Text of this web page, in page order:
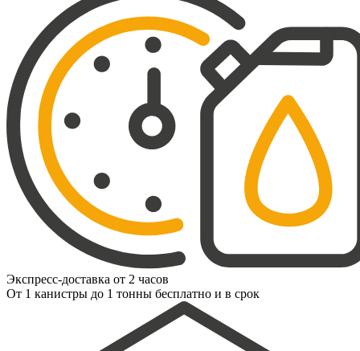
Экспресс-доставка от 2 часов
От 1 канистры до 1 тонны бесплатно и в срок